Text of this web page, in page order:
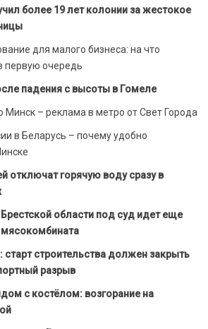
более 19 лет колонии за жестокое
для малого бизнеса: на что
первую очередь
падения с высоты в Гомеле
Минск – реклама в метро от Свет Города
в Беларусь – почему удобно
отключат горячую воду сразу в
области под суд идет еще
старт строительства должен закрыть
разрыв
с костёлом: возгорание на